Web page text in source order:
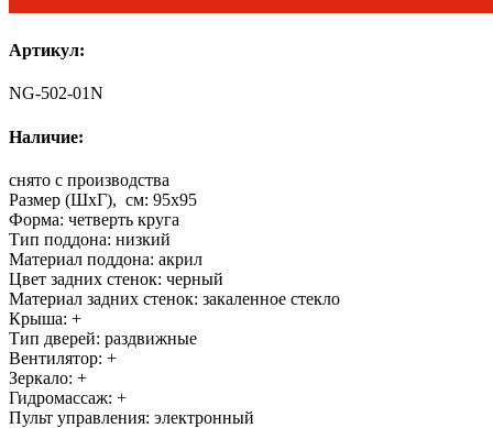
Артикул:
NG-502-01N
Наличие:
снято с производства
Размер (ШхГ), см: 95x95
Форма: четверть круга
Тип поддона: низкий
Материал поддона: акрил
Цвет задних стенок: черный
Материал задних стенок: закаленное стекло
Крыша: +
Тип дверей: раздвижные
Вентилятор: +
Зеркало: +
Гидромассаж: +
Пульт управления: электронный